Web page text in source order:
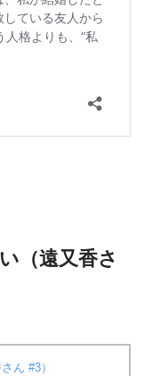
（遠又香さ
ん #3）